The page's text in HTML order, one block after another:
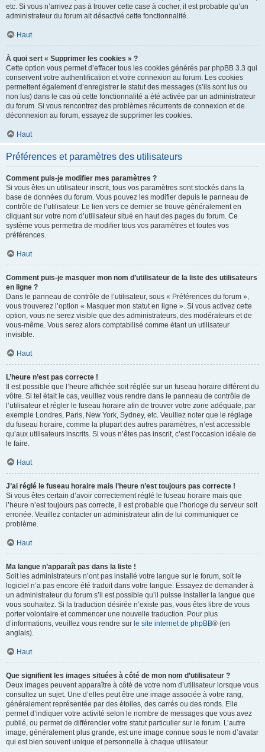
etc. Si vous n’arrivez pas à trouver cette case à cocher, il est probable qu’un
administrateur du forum ait désactivé cette fonctionnalité.
Haut
À quoi sert « Supprimer les cookies » ?
Cette option vous permet d’effacer tous les cookies générés par phpBB 3.3 qui
conservent votre authentification et votre connexion au forum. Les cookies
permettent également d’enregistrer le statut des messages (s’ils sont lus ou
non lus) dans le cas où cette fonctionnalité a été activée par un administrateur
du forum. Si vous rencontrez des problèmes récurrents de connexion et de
déconnexion au forum, essayez de supprimer les cookies.
Haut
Préférences et paramètres des utilisateurs
Comment puis-je modifier mes paramètres ?
Si vous êtes un utilisateur inscrit, tous vos paramètres sont stockés dans la
base de données du forum. Vous pouvez les modifier depuis le panneau de
contrôle de l’utilisateur. Le lien vers ce dernier se trouve généralement en
cliquant sur votre nom d’utilisateur situé en haut des pages du forum. Ce
système vous permettra de modifier tous vos paramètres et toutes vos
préférences.
Haut
Comment puis-je masquer mon nom d’utilisateur de la liste des utilisateurs
en ligne ?
Dans le panneau de contrôle de l’utilisateur, sous « Préférences du forum »,
vous trouverez l’option « Masquer mon statut en ligne ». Si vous activez cette
option, vous ne serez visible que des administrateurs, des modérateurs et de
vous-même. Vous serez alors comptabilisé comme étant un utilisateur
invisible.
Haut
L’heure n’est pas correcte !
Il est possible que l’heure affichée soit réglée sur un fuseau horaire différent du
vôtre. Si tel était le cas, veuillez vous rendre dans le panneau de contrôle de
l’utilisateur et régler le fuseau horaire afin de trouver votre zone adéquate, par
exemple Londres, Paris, New York, Sydney, etc. Veuillez noter que le réglage
du fuseau horaire, comme la plupart des autres paramètres, n’est accessible
qu’aux utilisateurs inscrits. Si vous n’êtes pas inscrit, c’est l’occasion idéale de
le faire.
Haut
J’ai réglé le fuseau horaire mais l’heure n’est toujours pas correcte !
Si vous êtes certain d’avoir correctement réglé le fuseau horaire mais que
l’heure n’est toujours pas correcte, il est probable que l’horloge du serveur soit
erronée. Veuillez contacter un administrateur afin de lui communiquer ce
problème.
Haut
Ma langue n’apparaît pas dans la liste !
Soit les administrateurs n’ont pas installé votre langue sur le forum, soit le
logiciel n’a pas encore été traduit dans votre langue. Essayez de demander à
un administrateur du forum s’il est possible qu’il puisse installer la langue que
vous souhaitez. Si la traduction désirée n’existe pas, vous êtes libre de vous
porter volontaire et commencer une nouvelle traduction. Pour plus
d’informations, veuillez vous rendre sur le site internet de phpBB® (en
anglais).
Haut
Que signifient les images situées à côté de mon nom d’utilisateur ?
Deux images peuvent apparaître à côté de votre nom d’utilisateur lorsque vous
consultez un sujet. Une d’elles peut être une image associée à votre rang,
généralement représentée par des étoiles, des carrés ou des ronds. Elle
permet d’indiquer votre activité selon le nombre de messages que vous avez
publié, ou permet de différencier votre statut particulier sur le forum. L’autre
image, généralement plus grande, est une image connue sous le nom d’avatar
qui est bien souvent unique et personnelle à chaque utilisateur.